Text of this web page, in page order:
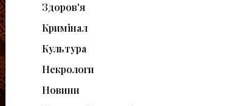
Здоров'я
Кримінал
Культура
Некрологи
Новини